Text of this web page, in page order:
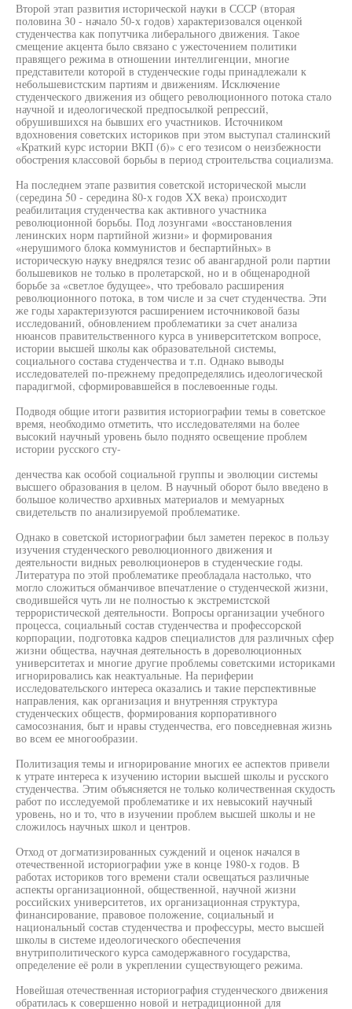
Второй этап развития исторической науки в СССР (вторая
половина 30 - начало 50-х годов) характеризовался оценкой
студенчества как попутчика либерального движения. Такое
смещение акцента было связано с ужесточением политики
правящего режима в отношении интеллигенции, многие
представители которой в студенческие годы принадлежали к
небольшевистским партиям и движениям. Исключение
студенческого движения из общего революционного потока стало
научной и идеологической предпосылкой репрессий,
обрушившихся на бывших его участников. Источником
вдохновения советских историков при этом выступал сталинский
«Краткий курс истории ВКП (б)» с его тезисом о неизбежности
обострения классовой борьбы в период строительства социализма.
На последнем этапе развития советской исторической мысли
(середина 50 - середина 80-х годов XX века) происходит
реабилитация студенчества как активного участника
революционной борьбы. Под лозунгами «восстановления
ленинских норм партийной жизни» и формирования
«нерушимого блока коммунистов и беспартийных» в
историческую науку внедрялся тезис об авангардной роли партии
большевиков не только в пролетарской, но и в общенародной
борьбе за «светлое будущее», что требовало расширения
революционного потока, в том числе и за счет студенчества. Эти
же годы характеризуются расширением источниковой базы
исследований, обновлением проблематики за счет анализа
нюансов правительственного курса в университетском вопросе,
истории высшей школы как образовательной системы,
социального состава студенчества и т.п. Однако выводы
исследователей по-прежнему предопределялись идеологической
парадигмой, сформировавшейся в послевоенные годы.
Подводя общие итоги развития историографии темы в советское
время, необходимо отметить, что исследователями на более
высокий научный уровень было поднято освещение проблем
истории русского сту-
денчества как особой социальной группы и эволюции системы
высшего образования в целом. В научный оборот было введено в
большое количество архивных материалов и мемуарных
свидетельств по анализируемой проблематике.
Однако в советской историографии был заметен перекос в пользу
изучения студенческого революционного движения и
деятельности видных революционеров в студенческие годы.
Литература по этой проблематике преобладала настолько, что
могло сложиться обманчивое впечатление о студенческой жизни,
сводившейся чуть ли не полностью к экстремистской
террористической деятельности. Вопросы организации учебного
процесса, социальный состав студенчества и профессорской
корпорации, подготовка кадров специалистов для различных сфер
жизни общества, научная деятельность в дореволюционных
университетах и многие другие проблемы советскими историками
игнорировались как неактуальные. На периферии
исследовательского интереса оказались и такие перспективные
направления, как организация и внутренняя структура
студенческих обществ, формирования корпоративного
самосознания, быт и нравы студенчества, его повседневная жизнь
во всем ее многообразии.
Политизация темы и игнорирование многих ее аспектов привели
к утрате интереса к изучению истории высшей школы и русского
студенчества. Этим объясняется не только количественная скудость
работ по исследуемой проблематике и их невысокий научный
уровень, но и то, что в изучении проблем высшей школы и не
сложилось научных школ и центров.
Отход от догматизированных суждений и оценок начался в
отечественной историографии уже в конце 1980-х годов. В
работах историков того времени стали освещаться различные
аспекты организационной, общественной, научной жизни
российских университетов, их организационная структура,
финансирование, правовое положение, социальный и
национальный состав студенчества и профессуры, место высшей
школы в системе идеологического обеспечения
внутриполитического курса самодержавного государства,
определение её роли в укреплении существующего режима.
Новейшая отечественная историография студенческого движения
обратилась к совершенно новой и нетрадиционной для